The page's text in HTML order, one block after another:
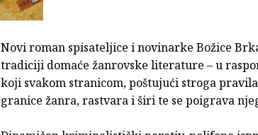
Novi roman spisateljice i novinarke Božice
tradiciji domaće žanrovske literature – u
koji svakom stranicom, poštujući stroga
granice žanra, rastvara i širi te se poigrava